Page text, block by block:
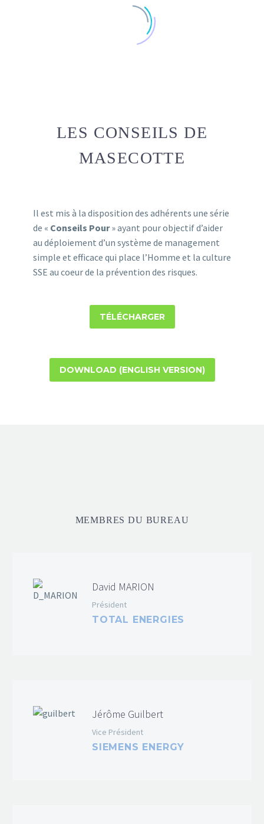
LES CONSEILS DE
MASECOTTE
Il est mis à la disposition des adhérents une série
de « Conseils Pour» ayant pour objectif d’aider
au déploiement d’un système de management
simple et efficace qui place l’Homme et la culture
SSE au coeur de la prévention des risques.
TÉLÉCHARGER
DOWNLOAD (ENGLISH VERSION)
MEMBRES DU BUREAU
David MARION
Président
TOTAL ENERGIES
Jérôme Guilbert
Vice Président
SIEMENS ENERGY